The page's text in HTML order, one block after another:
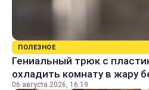
ПОЛЕЗНОЕ
Гениальный трюк с
охладить комнату в жару
06 августа 2026, 16:19